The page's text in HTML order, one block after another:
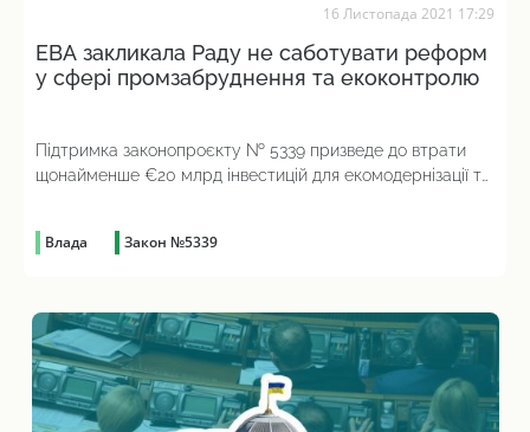
16 Листопада 2021 17:29
EBA закликала Раду не саботувати реформ
у сфері промзабруднення та екоконтролю
Підтримка законопроєкту № 5339 призведе до втрати
щонайменше €20 млрд інвестицій для екомодернізації та
Влада Закон №5339